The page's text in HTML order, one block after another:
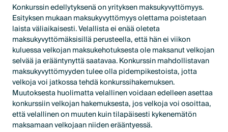
Konkurssin edellytyksenä on yrityksen maksukyvyttömyys.
Esityksen mukaan maksukyvyttömyys olettama poistetaan
laista väliaikaisesti. Velallista ei enää oleteta
maksukyvyttömäksisillä perusteella, että hän ei viikon
kuluessa velkojan maksukehotuksesta ole maksanut velkojan
selvää ja erääntynyttä saatavaa. Konkurssin mahdollistavan
maksukyvyttömyyden tulee olla pidempikestoista, jotta
velkoja voi jatkossa tehdä konkurssihakemuksen.
Muutoksesta huolimatta velallinen voidaan edelleen asettaa
konkurssiin velkojan hakemuksesta, jos velkoja voi osoittaa,
että velallinen on muuten kuin tilapäisesti kykenemätön
maksamaan velkojaan niiden erääntyessä.